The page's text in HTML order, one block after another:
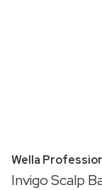
Wella
Invigo Scalp